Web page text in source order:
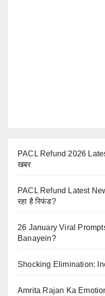
PACL Refund 2026
खबर
PACL Refund Latest
रहा है रिफंड?
26 January Viral
Banayein?
Shocking Elimination:
Amrita Rajan Ka